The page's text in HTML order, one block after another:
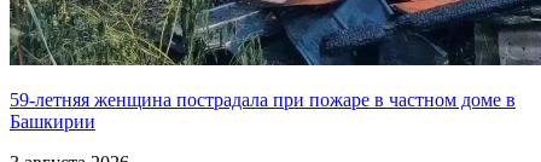
59-летняя женщина пострадала при пожаре в частном доме в
Башкирии